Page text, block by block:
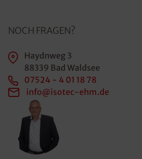
NOCH FRAGEN?
Haydnweg 3
88339 Bad Waldsee
07524 - 4 01 18 78
info@isotec-ehm.de